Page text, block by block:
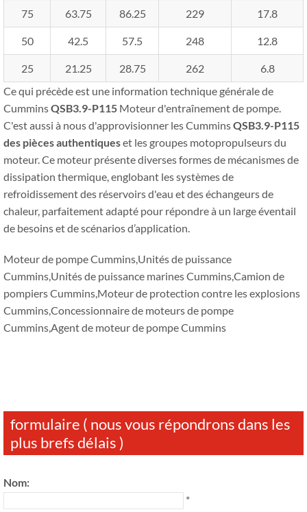
75 63.75 86.25 229 17.8
50 42.5 57.5 248 12.8
25 21.25 28.75 262
6.8
Ce qui précède est une information technique générale de
CumminsQSB3.9-P115 Moteur d'entraînement de pompe.
C'est aussi à nous d'approvisionner les CumminsQSB3.9-P115
des pièces authentiqueset les groupes motopropulseurs du
moteur. Ce moteur présente diverses formes de mécanismes de
dissipation thermique, englobant les systèmes de
refroidissement des réservoirs d'eau et des échangeurs de
chaleur, parfaitement adapté pour répondre à un large éventail
de besoins et de scénarios d’application.
Moteur de pompe Cummins,Unités de puissance
Cummins,Unités de puissance marines Cummins,Camion de
pompiers Cummins,Moteur de protection contre les explosions
Cummins,Concessionnaire de moteurs de pompe
Cummins,Agent de moteur de pompe Cummins
formulaire ( nous vous répondrons dans les
plus brefs délais )
Nom:
*